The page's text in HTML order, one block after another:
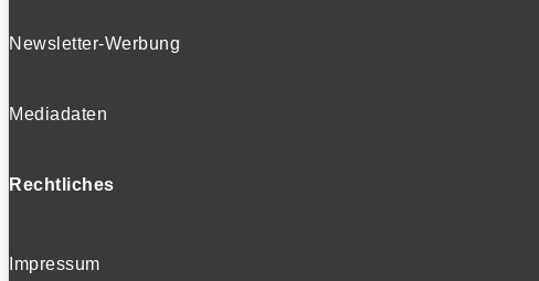
Newsletter-Werbung
Mediadaten
Rechtliches
Impressum